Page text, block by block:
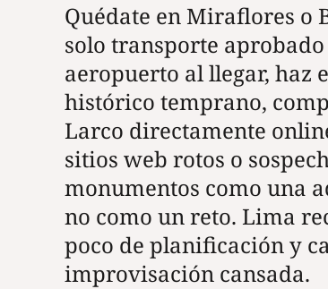
Quédate en Miraflores o
solo transporte
aeropuerto al llegar, haz
histórico temprano,
Larco directamente
sitios web rotos o
monumentos como una
no como un reto. Lima
poco de planificación y
improvisación cansada.